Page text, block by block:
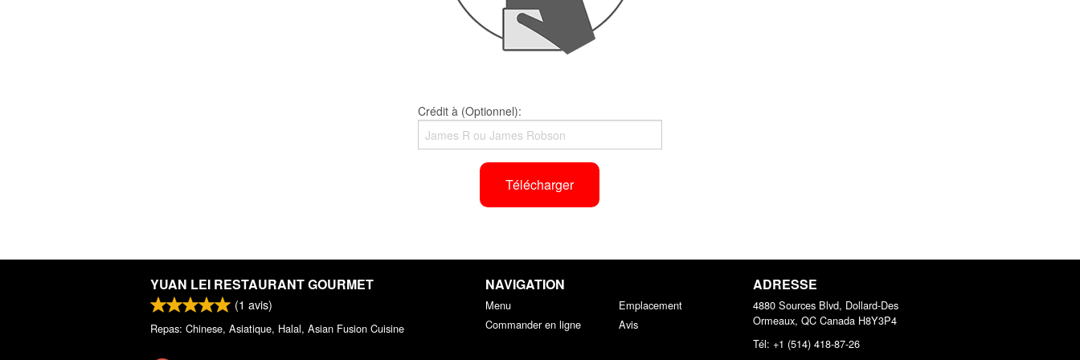
Crédit à (Optionnel):
Télécharger
YUAN LEI RESTAURANT GOURMET
(1 avis)
Repas: Chinese, Asiatique, Halal, Asian Fusion Cuisine
NAVIGATION
Menu
Commander en ligne
Emplacement
Avis
ADRESSE
4880 Sources Blvd, Dollard-Des
Ormeaux, QC Canada H8Y3P4
Tél: +1 (514) 418-87-26